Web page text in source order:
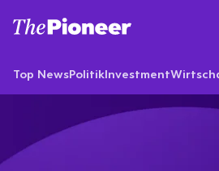
Top NewsPolitikInvestment